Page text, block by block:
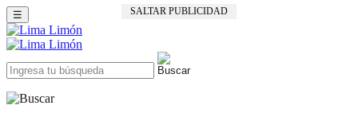
SALTAR PUBLICIDAD
☰